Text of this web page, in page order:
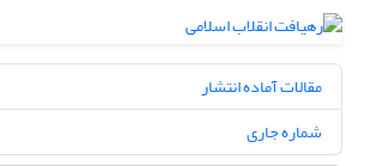
مقالات آماده انتشار
شماره جاری